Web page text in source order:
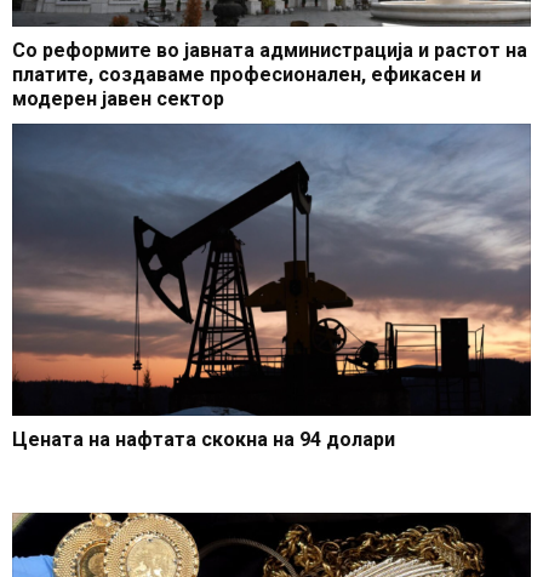
Со реформите во јавната администрација и растот на
платите, создаваме професионален, ефикасен и
модерен јавен сектор
Цената на нафтата скокна на 94 долари